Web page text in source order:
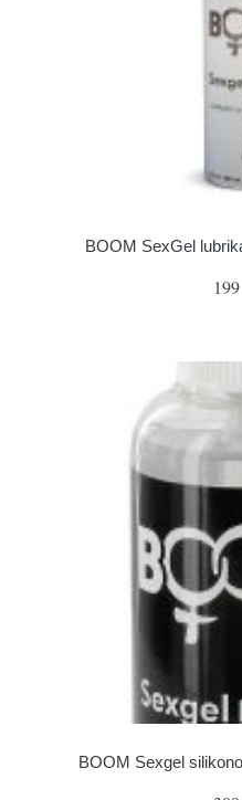
BOOM SexGel
BOOM Sexgel